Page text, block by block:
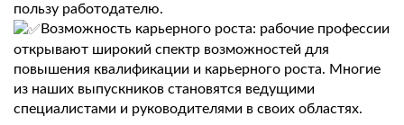
пользу работодателю.
Возможность карьерного роста: рабочие профессии
открывают широкий спектр возможностей для
повышения квалификации и карьерного роста. Многие
из наших выпускников становятся ведущими
специалистами и руководителями в своих областях.